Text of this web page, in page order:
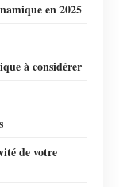
en 2025
à considérer
de votre